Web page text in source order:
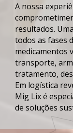
A nossa
resultados.
todos as fases
medicamentos
transporte,
tratamento,
Em logística
Mig Lix é
de soluções